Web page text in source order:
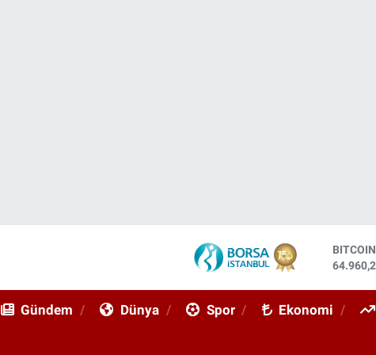
BITCOIN
EURO
Gündem Dünya Spor Ekonomi